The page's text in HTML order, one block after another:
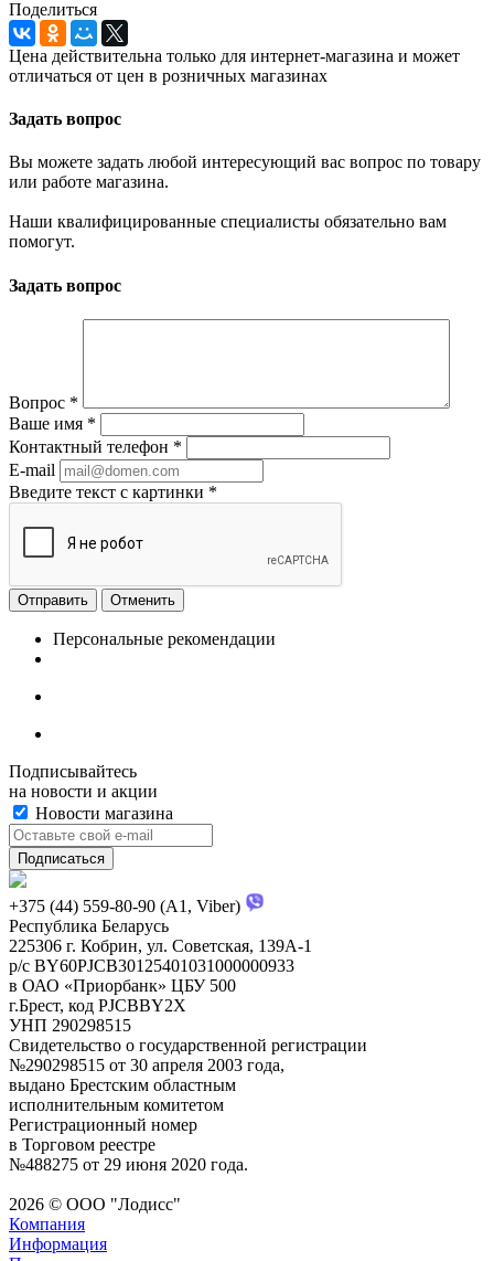
Поделиться
Цена действительна только для интернет-магазина и может
отличаться от цен в розничных магазинах
Задать вопрос
Вы можете задать любой интересующий вас вопрос по товару
или работе магазина.
Наши квалифицированные специалисты обязательно вам
помогут.
Задать вопрос
Вопрос *
Ваше имя *
Контактный телефон *
E-mail
Введите текст с картинки *
Отменить
Персональные рекомендации
Подписывайтесь
на новости и акции
Новости магазина
+375 (44) 559-80-90 (A1, Viber)
Республика Беларусь
225306 г. Кобрин, ул. Советская, 139А-1
р/с BY60PJCB30125401031000000933
в ОАО «Приорбанк» ЦБУ 500
г.Брест, код PJCBBY2X
УНП 290298515
Свидетельство о государственной регистрации
№290298515 от 30 апреля 2003 года,
выдано Брестским областным
исполнительным комитетом
Регистрационный номер
в Торговом реестре
№488275 от 29 июня 2020 года.
2026 © ООО "Лодисс"
Компания
Информация